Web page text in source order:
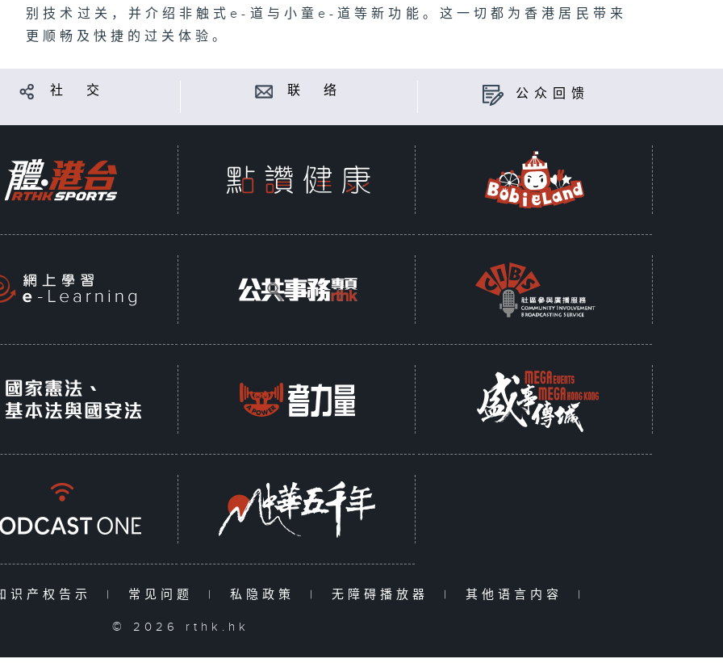
别技术过关，并介绍非触式e-道与小童e-道等新功能。这一切都为香港居民带来
更顺畅及快捷的过关体验。
社 交 联 络 公众回馈
识产权告示 | 常见问题 | 私隐政策 | 无障碍播放器 | 其他语言内容 |
© 2026 rthk.hk